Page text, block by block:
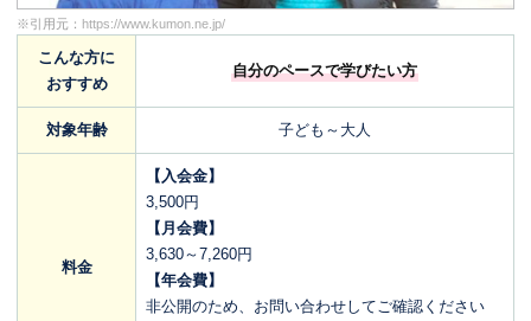
※引用元： https://www.kumon.ne.jp/
こんな方に
おすすめ
自分のペースで学びたい方
対象年齢 子ども～大人
料金
【入会金】
3,500円
【月会費】
3,630～7,260円
【年会費】
非公開のため、お問い合わせしてご確認ください